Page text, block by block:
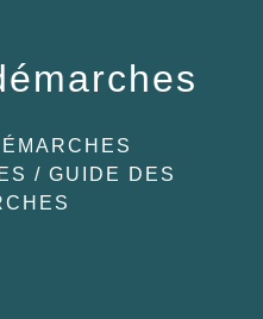
/ GUIDE DES